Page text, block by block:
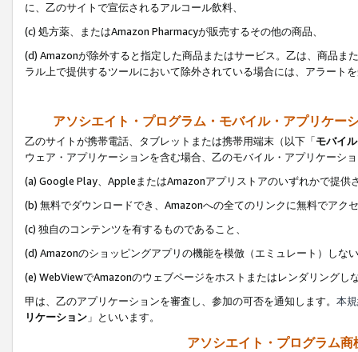
に、乙のサイトで宣伝されるアルコール飲料、
(c) 処方薬、またはAmazon Pharmacyが販売するその他の商品、
(d) Amazonが除外すると指定した商品またはサービス。乙は、商品ま
ラル上で提供するツールにおいて除外されている場合には、アラート
アソシエイト・プログラム・モバイル・アプリケー
乙のサイトが携帯電話、タブレットまたは携帯用端末（以下「モバイ
ウェア・アプリケーションを含む場合、乙のモバイル・アプリケーシ
(a) Google Play、AppleまたはAmazonアプリストアのいずれかで提供
(b) 無料でダウンロードでき、Amazonへの全てのリンクに無料でアク
(c) 独自のコンテンツを有するものであること、
(d) Amazonのショッピングアプリの機能を模倣（エミュレート）しな
(e) WebViewでAmazonのウェブページをホストまたはレンダリングし
甲は、乙のアプリケーションを審査し、参加の可否を通知します。 本
リケーション 」といいます。
アソシエイト・プログラム